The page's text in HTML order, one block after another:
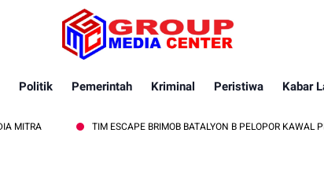
Politik Pemerintah Kriminal Peristiwa Kabar
TIM ESCAPE BRIMOB BATALYON B PELOPOR KAWAL